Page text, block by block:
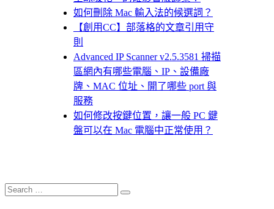
如何刪除 Mac 輸入法的候選詞？
【創用CC】部落格的文章引用守
則
Advanced IP Scanner v2.5.3581 掃描
區網內有哪些電腦、IP、設備廠
牌、MAC 位址、開了哪些 port 與
服務
如何修改按鍵位置，讓一般 PC 鍵
盤可以在 Mac 電腦中正常使用？
Search
for:
Search